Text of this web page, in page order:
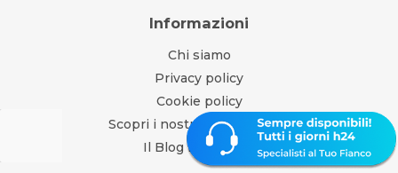
Informazioni
Chi siamo
Privacy policy
Cookie policy
Scopri i nostri Punti Vendita
Il Blog DML Shop